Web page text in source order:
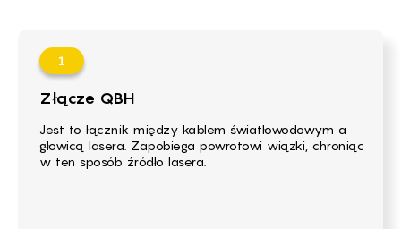
Złącze QBH
Jest to łącznik między kablem światłowodowym a
głowicą lasera. Zapobiega powrotowi wiązki, chroniąc
w ten sposób źródło lasera.